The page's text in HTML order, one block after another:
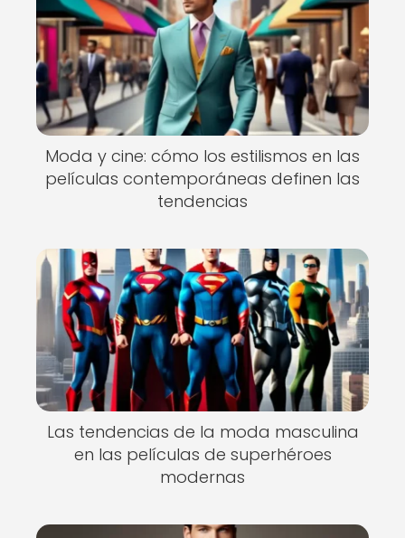
Moda y cine: cómo los estilismos en las
películas contemporáneas definen las
tendencias
Las tendencias de la moda masculina
en las películas de superhéroes
modernas